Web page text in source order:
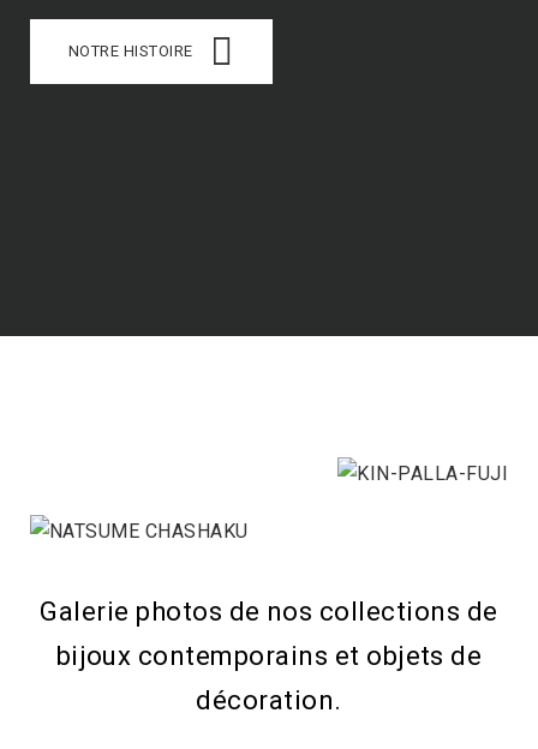
NOTRE HISTOIRE
Galerie photos de nos collections de
bijoux contemporains et objets de
décoration.